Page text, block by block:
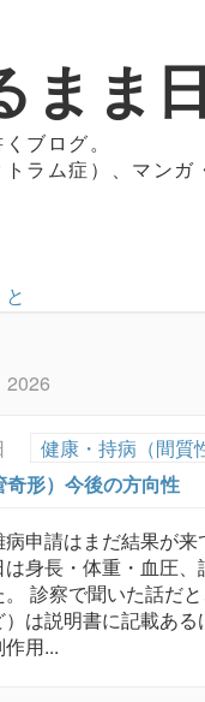
まま
ブログ。
ラム症）、マンガ
2026
健康・持病（間質
奇形）今後の方向性
病申請はまだ結果が
は身長・体重・血圧
。 診察で聞いた話だ
）は説明書に記載あ
作用...